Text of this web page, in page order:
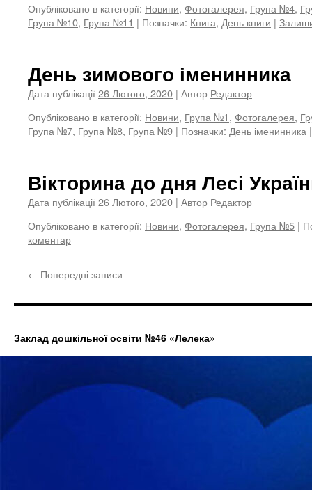
Опубліковано в категорії: Новини, Фотогалерея, Група №4,
Група №10, Група №11 | Позначки: Книга, День книги |
День зимового іменинника
Дата публікації26 Лютого, 2020 | Автор Редактор
Опубліковано в категорії: Новини, Група №1, Фотогалерея,
Група №7, Група №8, Група №9 | Позначки: День іменинника |
Вікторина до дня Лесі
Дата публікації26 Лютого, 2020 | Автор Редактор
Опубліковано в категорії: Новини, Фотогалерея, Група №5 |
коментар
← Попередні записи
Заклад дошкільної освіти №46 «Лелека»